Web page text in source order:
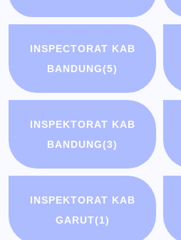
INSPECTORAT KAB
BANDUNG(5)
INSPEKTORAT KAB
BANDUNG(3)
INSPEKTORAT KAB
GARUT(1)